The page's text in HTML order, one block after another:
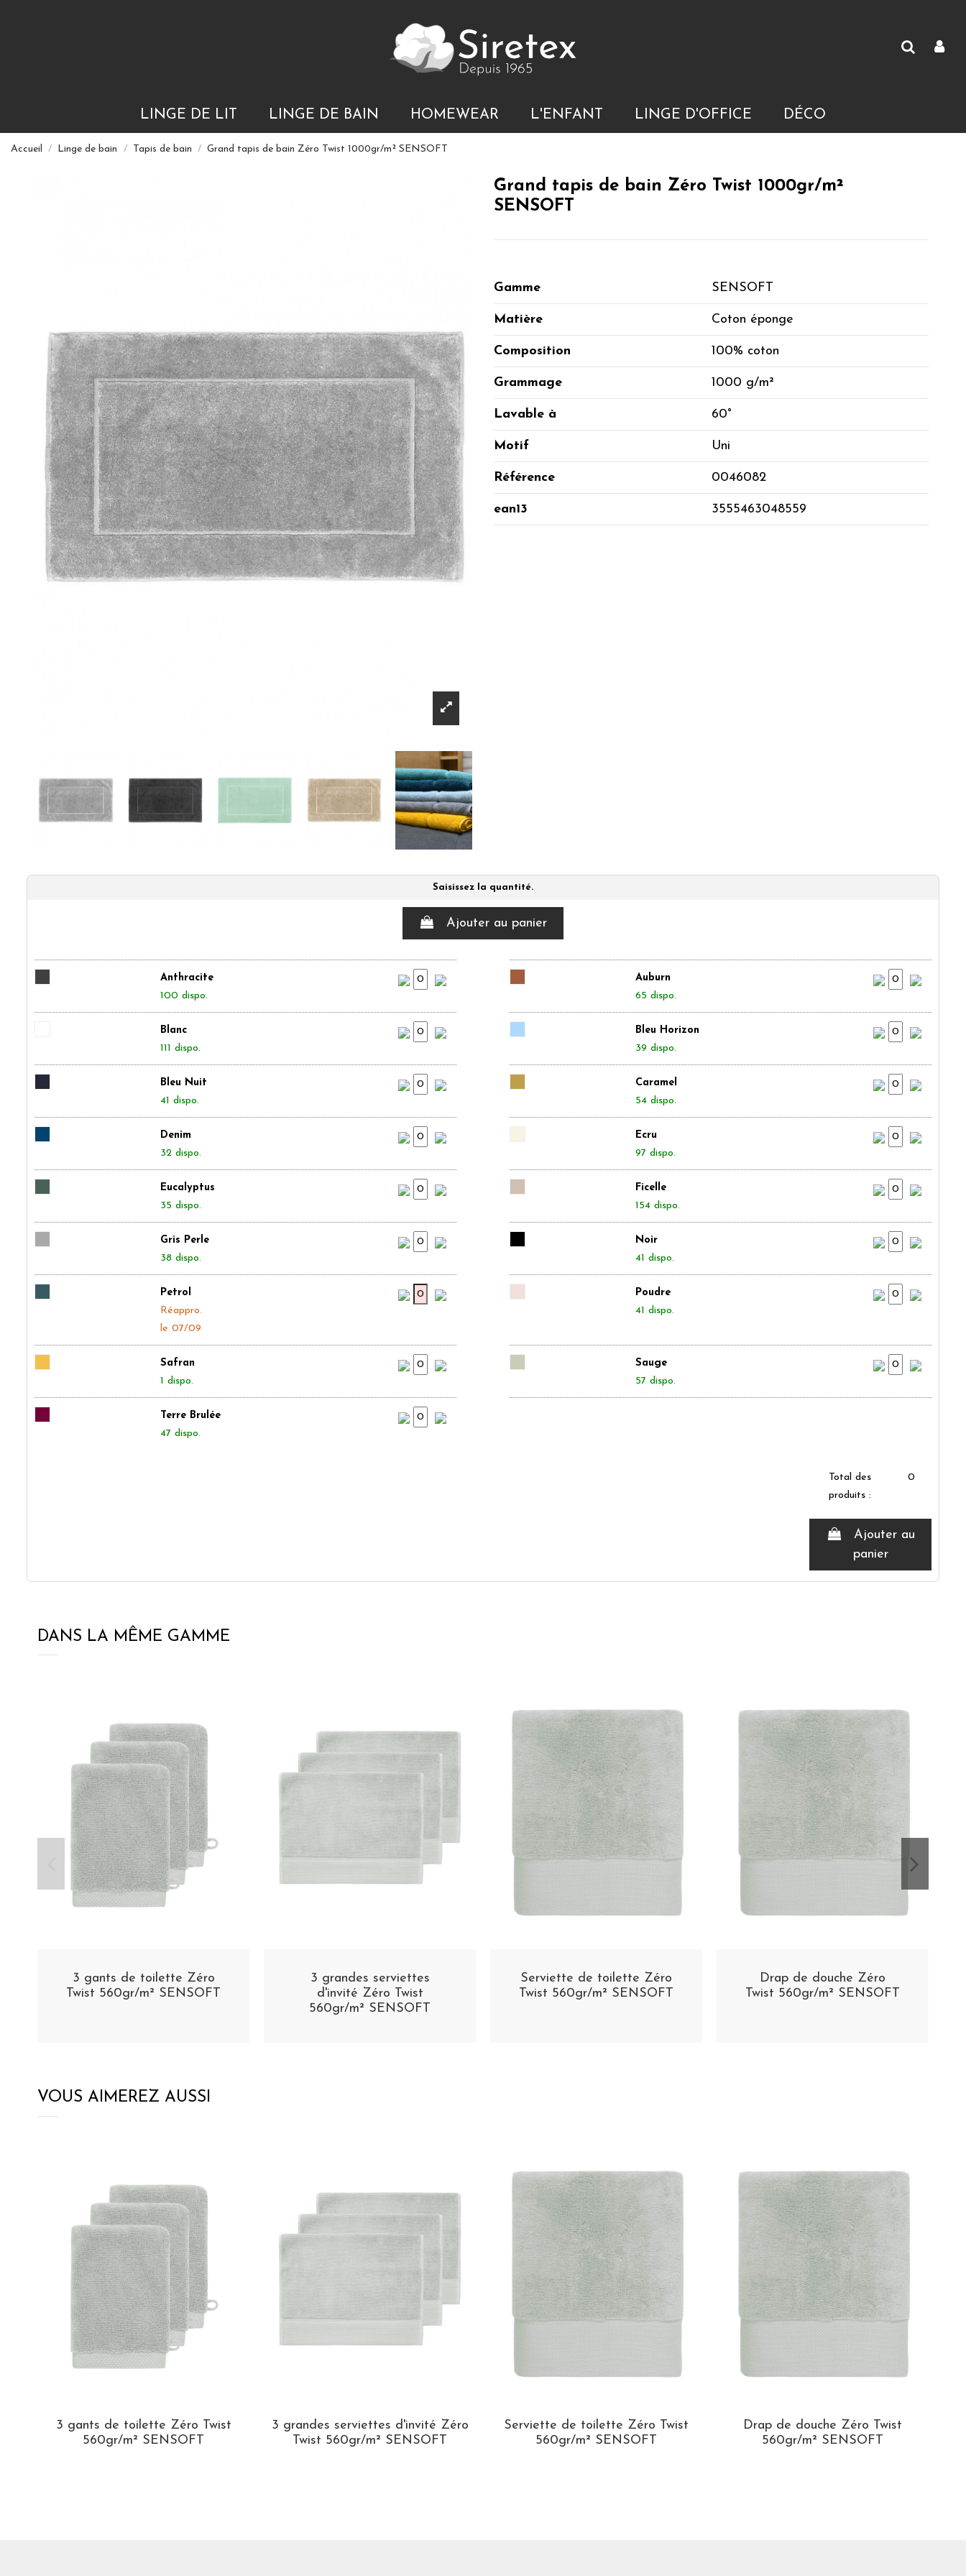
LINGE DE LIT LINGE DE BAIN HOMEWEAR L'ENFANT LINGE D'OFFICE DÉCO
Accueil Linge de bain Tapis de bain Grand tapis de bain Zéro Twist 1000gr/m² SENSOFT
Grand tapis de bain Zéro Twist 1000gr/m²
SENSOFT
Gamme SENSOFT
Matière Coton éponge
Composition 100% coton
Grammage 1000 g/m²
Lavable à 60°
Motif Uni
Référence 0046082
ean13 3555463048559
Saisissez la quantité.
Ajouter au panier
Anthracite
100 dispo.
Auburn
65 dispo.
Blanc
111 dispo.
Bleu Horizon
39 dispo.
Bleu Nuit
41 dispo.
Caramel
54 dispo.
Denim
32 dispo.
Ecru
97 dispo.
Eucalyptus
35 dispo.
Ficelle
154 dispo.
Gris Perle
38 dispo.
Noir
41 dispo.
Petrol
Réappro.
le 07/09
Poudre
41 dispo.
Safran
1 dispo.
Sauge
57 dispo.
Terre Brulée
47 dispo.
Total des
produits :
0
Ajouter au
panier
DANS LA MÊME GAMME
3 gants de toilette Zéro
Twist 560gr/m² SENSOFT
3 grandes serviettes
d'invité Zéro Twist
560gr/m² SENSOFT
Serviette de toilette Zéro
Twist 560gr/m² SENSOFT
Drap de douche Zéro
Twist 560gr/m² SENSOFT
VOUS AIMEREZ AUSSI
3 gants de toilette Zéro Twist
560gr/m² SENSOFT
3 grandes serviettes d'invité Zéro
Twist 560gr/m² SENSOFT
Serviette de toilette Zéro Twist
560gr/m² SENSOFT
Drap de douche Zéro Twist
560gr/m² SENSOFT